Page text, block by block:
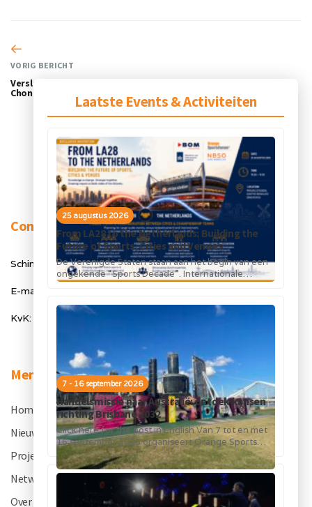
Laatste Events & Activiteiten
25 augustus 2026
From LA28 to the Netherlands: Building the
Future of Sports, Cities and Venues
De Verenigde Staten staan aan het begin van een
ongekende “Sports Decade”. Internationale
topsportevenementen en grote investeringen in
7 - 16 september 2026
Handelsmissie naar Australië: ontdek kansen
richting Brisbane 2032
Click here for the post in English Van 7 tot en met
16 september 2026 organiseert Orange Sports
Forum in...
VORIG BERICHT
Verslag Smart China Expo,
Chongqing
Contact
Schimmelt 40, 5611 ZX Eindhoven
E-mail: info@orangesportsforum.com
KvK: 50334905
Menu
Home
Nieuws
Projecten
Netwerk
Over OSF